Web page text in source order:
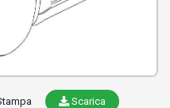
Scarica